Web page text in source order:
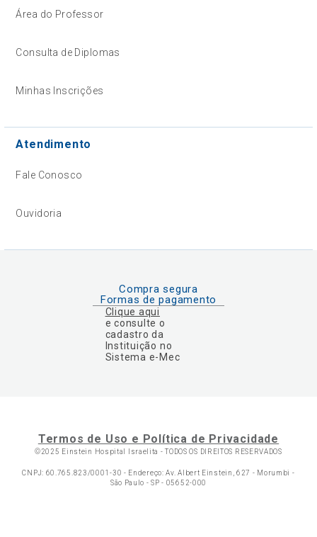
Área do Professor
Consulta de Diplomas
Minhas Inscrições
Atendimento
Fale Conosco
Ouvidoria
Compra segura
Formas de pagamento
Clique aqui
e consulte o
cadastro da
Instituição no
Sistema e-Mec
Termos de Uso e Política de Privacidade
©2025 Einstein Hospital Israelita -TODOS OS DIREITOS RESERVADOS
CNPJ: 60.765.823/0001-30 - Endereço: Av. Albert Einstein, 627 - Morumbi -
São Paulo - SP - 05652-000